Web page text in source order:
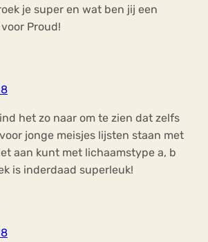
je super en wat ben jij een
Proud!
het zo naar om te zien dat zelfs
jonge meisjes lijsten staan met
aan kunt met lichaamstype a, b
is inderdaad superleuk!